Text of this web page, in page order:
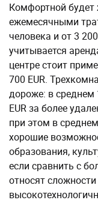
Комфортной
ежемесячными
человека и от 3
учитывается
центре стоит
700 EUR.
дороже: в среднем
EUR за более
при этом в
хорошие
образования,
если сравнить с
относят